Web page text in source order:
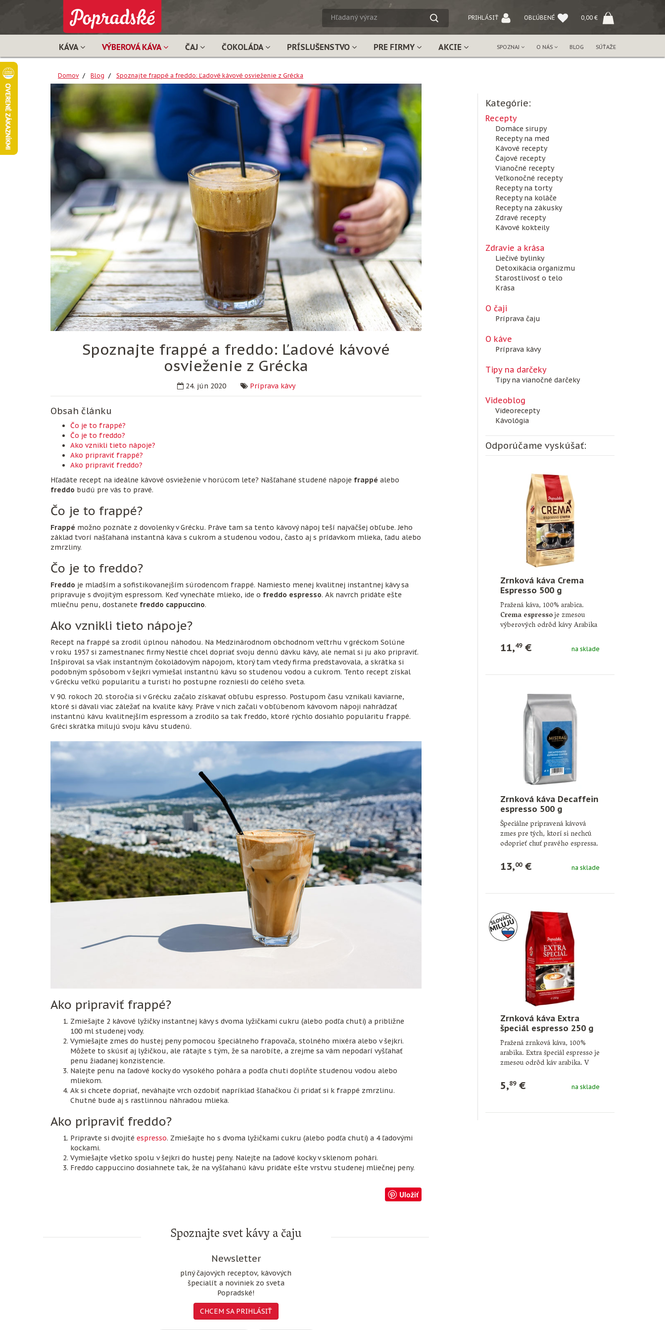
HĽADANÝ
VÝRAZ
PRIHLÁSIŤ OBĽÚBENÉ 0,00 €
KÁVA VÝBEROVÁ KÁVA ČAJ ČOKOLÁDA PRÍSLUŠENSTVO PRE FIRMY AKCIE SPOZNAJ O NÁS BLOG SÚŤAŽE
Domov Blog Spoznajte frappé a freddo: Ľadové kávové osvieženie z Grécka
Spoznajte frappé a freddo: Ľadové kávové
osvieženie z Grécka
24. jún 2020 Príprava kávy
Obsah článku
Čo je to frappé?
Čo je to freddo?
Ako vznikli tieto nápoje?
Ako pripraviť frappé?
Ako pripraviť freddo?
Hľadáte recept na ideálne kávové osvieženie v horúcom lete? Našľahané studené nápoje frappé alebo
freddo budú pre vás to pravé.
Čo je to frappé?
Frappé možno poznáte z dovolenky v Grécku. Práve tam sa tento kávový nápoj teší najväčšej obľube. Jeho
základ tvorí našľahaná instantná káva s cukrom a studenou vodou, často aj s prídavkom mlieka, ľadu alebo
zmrzliny.
Čo je to freddo?
Freddo je mladším a sofistikovanejším súrodencom frappé. Namiesto menej kvalitnej instantnej kávy sa
pripravuje s dvojitým espressom. Keď vynecháte mlieko, ide o freddo espresso. Ak navrch pridáte ešte
mliečnu penu, dostanete freddo cappuccino.
Ako vznikli tieto nápoje?
Recept na frappé sa zrodil úplnou náhodou. Na Medzinárodnom obchodnom veľtrhu v gréckom Solúne
v roku 1957 si zamestnanec firmy Nestlé chcel dopriať svoju dennú dávku kávy, ale nemal si ju ako pripraviť.
Inšpiroval sa však instantným čokoládovým nápojom, ktorý tam vtedy firma predstavovala, a skrátka si
podobným spôsobom v šejkri vymiešal instantnú kávu so studenou vodou a cukrom. Tento recept získal
v Grécku veľkú popularitu a turisti ho postupne rozniesli do celého sveta.
V 90. rokoch 20. storočia si v Grécku začalo získavať obľubu espresso. Postupom času vznikali kaviarne,
ktoré si dávali viac záležať na kvalite kávy. Práve v nich začali v obľúbenom kávovom nápoji nahrádzať
instantnú kávu kvalitnejším espressom a zrodilo sa tak freddo, ktoré rýchlo dosiahlo popularitu frappé.
Gréci skrátka milujú svoju kávu studenú.
Ako pripraviť frappé?
Zmiešajte 2 kávové lyžičky instantnej kávy s dvoma lyžičkami cukru (alebo podľa chuti) a približne
100 ml studenej vody.
Vymiešajte zmes do hustej peny pomocou špeciálneho frapovača, stolného mixéra alebo v šejkri.
Môžete to skúsiť aj lyžičkou, ale rátajte s tým, že sa narobíte, a zrejme sa vám nepodarí vyšľahať
penu žiadanej konzistencie.
Nalejte penu na ľadové kocky do vysokého pohára a podľa chuti doplňte studenou vodou alebo
mliekom.
Ak si chcete dopriať, neváhajte vrch ozdobiť napríklad šľahačkou či pridať si k frappé zmrzlinu.
Chutné bude aj s rastlinnou náhradou mlieka.
Ako pripraviť freddo?
Pripravte si dvojité espresso. Zmiešajte ho s dvoma lyžičkami cukru (alebo podľa chuti) a 4 ľadovými
kockami.
Vymiešajte všetko spolu v šejkri do hustej peny. Nalejte na ľadové kocky v sklenom pohári.
Freddo cappuccino dosiahnete tak, že na vyšľahanú kávu pridáte ešte vrstvu studenej mliečnej peny.
Uložiť
Spoznajte svet kávy a čaju
Newsletter
plný čajových receptov, kávových
špecialít a noviniek zo sveta
Popradské!
CHCEM SA PRIHLÁSIŤ
Kategórie:
Recepty
Domáce sirupy
Recepty na med
Kávové recepty
Čajové recepty
Vianočné recepty
Veľkonočné recepty
Recepty na torty
Recepty na koláče
Recepty na zákusky
Zdravé recepty
Kávové kokteily
Zdravie a krása
Liečivé bylinky
Detoxikácia organizmu
Starostlivosť o telo
Krása
O čaji
Príprava čaju
O káve
Príprava kávy
Tipy na darčeky
Tipy na vianočné darčeky
Videoblog
Videorecepty
Kávológia
Odporúčame vyskúšať:
Zrnková káva Crema
Espresso 500 g
Pražená káva, 100% arabica.
Crema espressoje zmesou
výberových odrôd kávy Arabika
11,49€ na sklade
Zrnková káva Decaffein
espresso 500 g
Špeciálne pripravená kávová
zmes pre tých, ktorí si nechcú
odoprieť chuť pravého espressa.
13,00€ na sklade
Zrnková káva Extra
špeciál espresso 250 g
Pražená zrnková káva, 100%
arabika. Extra špeciál espresso je
zmesou odrôd káv arabika. V
5,89€ na sklade